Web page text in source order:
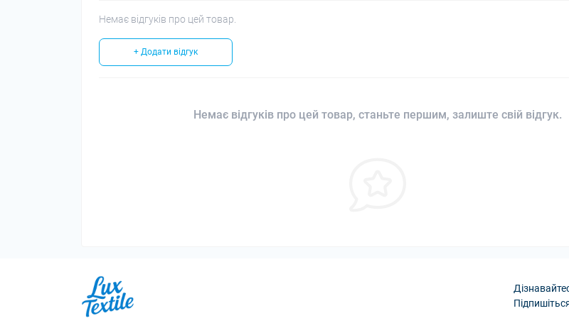
Немає відгуків про цей товар.
+ Додати відгук
Немає відгуків про цей товар, станьте першим, залиште свій відгук.